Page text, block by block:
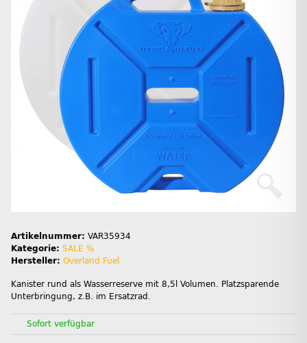
Artikelnummer: VAR35934
Kategorie: SALE %
Hersteller: Overland Fuel
Kanister rund als Wasserreserve mit 8,5l Volumen. Platzsparende
Unterbringung, z.B. im Ersatzrad.
Sofort verfügbar